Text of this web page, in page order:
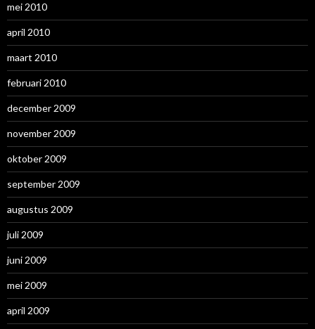
mei 2010
april 2010
maart 2010
februari 2010
december 2009
november 2009
oktober 2009
september 2009
augustus 2009
juli 2009
juni 2009
mei 2009
april 2009